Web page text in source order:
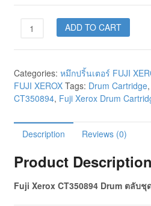
ADD TO CART
Categories: หมึกปริ้นเตอร์ FUJI
FUJI XEROX Tags: Drum Cartridge,
CT350894, Fuji Xerox Drum
Description Reviews (0)
Product Description
Fuji Xerox CT350894 Drum ตลับชุ